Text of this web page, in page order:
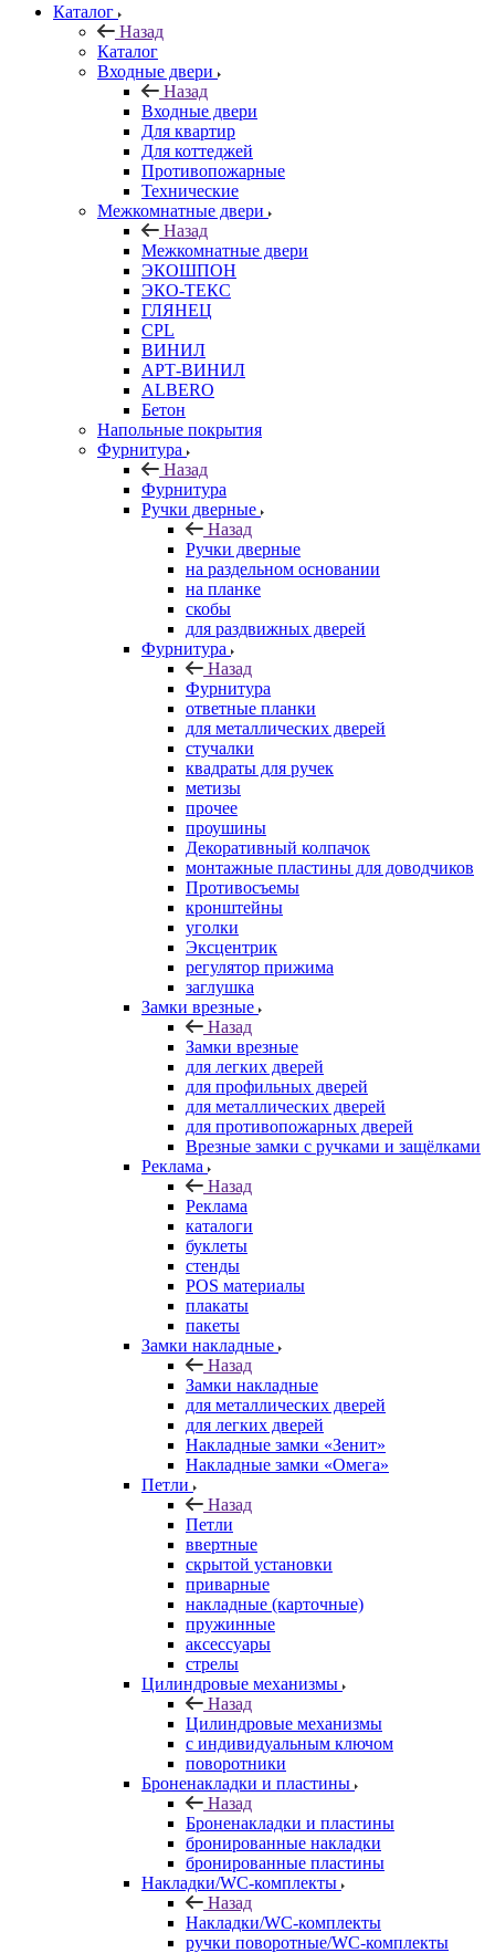
Каталог
Назад
Каталог
Входные двери
Назад
Входные двери
Для квартир
Для коттеджей
Противопожарные
Технические
Межкомнатные двери
Назад
Межкомнатные двери
ЭКОШПОН
ЭКО-ТЕКС
ГЛЯНЕЦ
CPL
ВИНИЛ
АРТ-ВИНИЛ
ALBERO
Бетон
Напольные покрытия
Фурнитура
Назад
Фурнитура
Ручки дверные
Назад
Ручки дверные
на раздельном основании
на планке
скобы
для раздвижных дверей
Фурнитура
Назад
Фурнитура
ответные планки
для металлических дверей
стучалки
квадраты для ручек
метизы
прочее
проушины
Декоративный колпачок
монтажные пластины для доводчиков
Противосъемы
кронштейны
уголки
Эксцентрик
регулятор прижима
заглушка
Замки врезные
Назад
Замки врезные
для легких дверей
для профильных дверей
для металлических дверей
для противопожарных дверей
Врезные замки с ручками и защёлками
Реклама
Назад
Реклама
каталоги
буклеты
стенды
POS материалы
плакаты
пакеты
Замки накладные
Назад
Замки накладные
для металлических дверей
для легких дверей
Накладные замки «Зенит»
Накладные замки «Омега»
Петли
Назад
Петли
ввертные
скрытой установки
приварные
накладные (карточные)
пружинные
аксессуары
стрелы
Цилиндровые механизмы
Назад
Цилиндровые механизмы
с индивидуальным ключом
поворотники
Броненакладки и пластины
Назад
Броненакладки и пластины
бронированные накладки
бронированные пластины
Накладки/WC-комплекты
Назад
Накладки/WC-комплекты
ручки поворотные/WC-комплекты